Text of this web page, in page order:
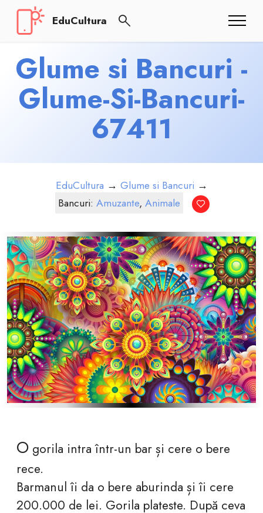
EduCultura
Glume si Bancuri -
Glume-Si-Bancuri-
67411
EduCultura → Glume si Bancuri →
Bancuri:Amuzante,Animale
O gorila intra într-un bar și cere o bere
rece.
Barmanul îi da o bere aburinda și îi cere
200.000 de lei. Gorila plateste. După ceva